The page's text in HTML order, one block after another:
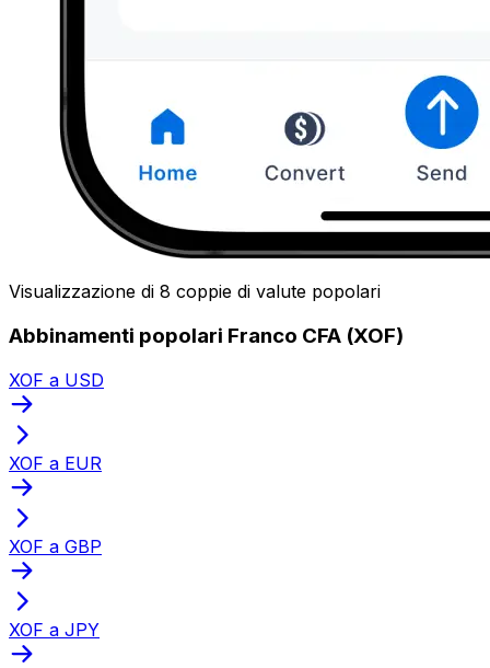
Visualizzazione di 8 coppie di valute popolari
Abbinamenti popolari Franco CFA (XOF)
XOF a USD
XOF a EUR
XOF a GBP
XOF a JPY